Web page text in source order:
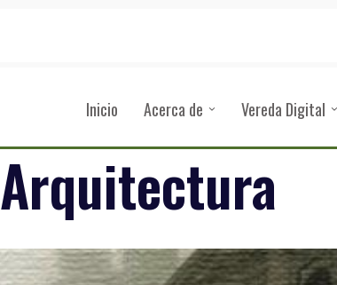
Inicio Acerca de Vereda Digital
Arquitectura